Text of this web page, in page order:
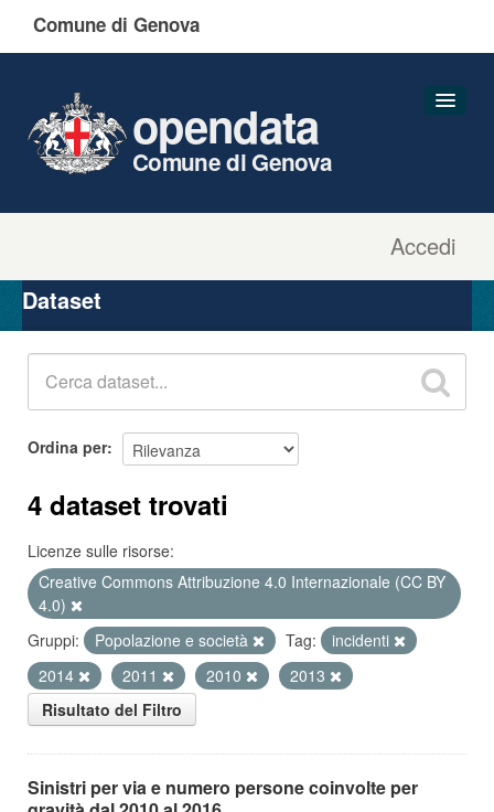
Comune di Genova
Accedi
opendata
Comune di Genova
Organizzazioni
Gruppi
Dataset
Ordina per
4 dataset trovati
Licenze sulle risorse:
Creative Commons Attribuzione 4.0 Internazionale (CC BY
4.0)
Gruppi:
Popolazione e società Tag:
incidenti
2014
2011 2010
2013
Risultato del Filtro
Sinistri per via e numero persone coinvolte per